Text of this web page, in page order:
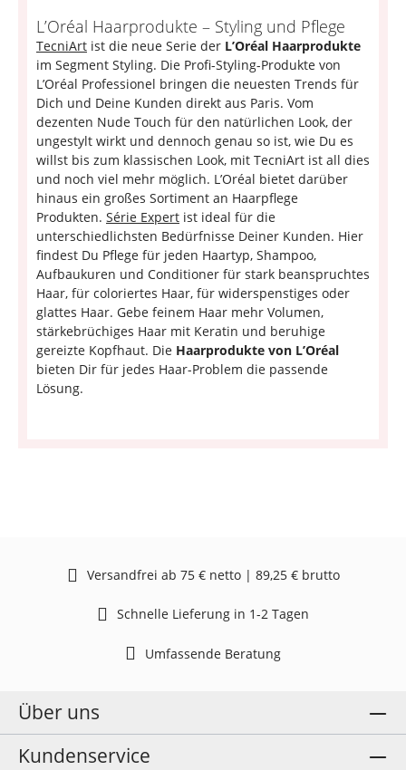
L’Oréal Haarprodukte – Styling und Pflege
TecniArt ist die neue Serie der L’Oréal Haarprodukte
im Segment Styling. Die Profi-Styling-Produkte von
L’Oréal Professionel bringen die neuesten Trends für
Dich und Deine Kunden direkt aus Paris. Vom
dezenten Nude Touch für den natürlichen Look, der
ungestylt wirkt und dennoch genau so ist, wie Du es
willst bis zum klassischen Look, mit TecniArt ist all dies
und noch viel mehr möglich. L’Oréal bietet darüber
hinaus ein großes Sortiment an Haarpflege
Produkten. Série Expert ist ideal für die
unterschiedlichsten Bedürfnisse Deiner Kunden. Hier
findest Du Pflege für jeden Haartyp, Shampoo,
Aufbaukuren und Conditioner für stark beanspruchtes
Haar, für coloriertes Haar, für widerspenstiges oder
glattes Haar. Gebe feinem Haar mehr Volumen,
stärkebrüchiges Haar mit Keratin und beruhige
gereizte Kopfhaut. Die Haarprodukte von L’Oréal
bieten Dir für jedes Haar-Problem die passende
Lösung.
Versandfrei ab 75 € netto | 89,25 € brutto
Schnelle Lieferung in 1-2 Tagen
Umfassende Beratung
Über uns
Kundenservice